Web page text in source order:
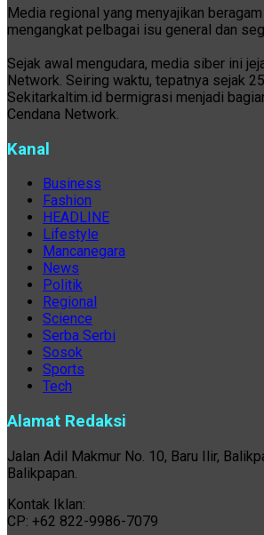
Media regional yang menyajikan
mengangkat pelbagai isu general dan
Sejak awal mengudara, media siber ini
Network. Seiring waktu, tepatnya sejak
Sekitarkaltim.id bermigrasi menjadi
Cendana Network.
Kanal
Business
Fashion
HEADLINE
Lifestyle
Mancanegara
News
Politik
Regional
Science
Serba Serbi
Sosok
Sports
Tech
Alamat Redaksi
Jalan Adil Makmur No. 10, Baru Ilir,
Balikpapan.
Kontak Iklan:
CP: +62 822-9986-7079